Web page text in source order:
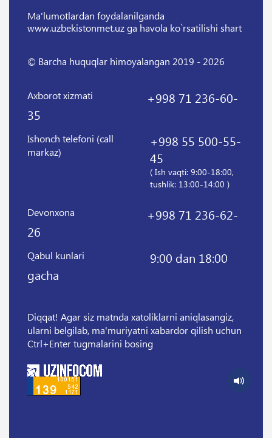
Ma'lumotlardan foydalanilganda
www.uzbekistonmet.uz ga havola ko`rsatilishi shart
© Barcha huquqlar himoyalangan 2019 - 2026
Axborot xizmati
+998 71 236-60-
35
Ishonch telefoni (call
markaz)
+998 55 500-55-
45
( Ish vaqti: 9:00-18:00,
tushlik: 13:00-14:00 )
Devonxona
+998 71 236-62-
26
Qabul kunlari
9:00 dan 18:00
gacha
Diqqat! Agar siz matnda xatoliklarni aniqlasangiz,
ularni belgilab, ma'muriyatni xabardor qilish uchun
Ctrl+Enter tugmalarini bosing